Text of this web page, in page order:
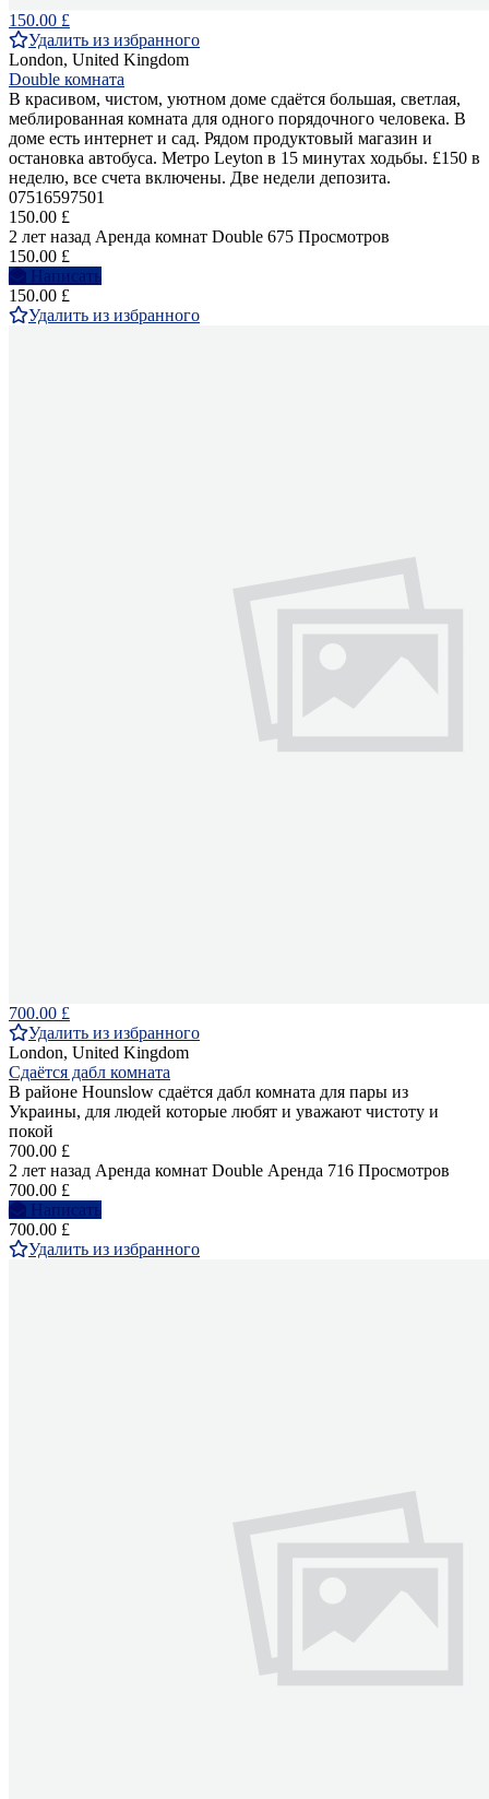
150.00 £
Удалить из избранного
London, United Kingdom
Double комната
В красивом, чистом, уютном доме сдаётся большая, светлая,
меблированная комната для одного порядочного человека. В
доме есть интернет и сад. Рядом продуктовый магазин и
остановка автобуса. Метро Leyton в 15 минутах ходьбы. £150 в
неделю, все счета включены. Две недели депозита.
07516597501
150.00 £
2 лет назад Аренда комнат Double 675 Просмотров
150.00 £
Написать
150.00 £
Удалить из избранного
700.00 £
Удалить из избранного
London, United Kingdom
Сдаётся дабл комната
В районе Hounslow сдаётся дабл комната для пары из
Украины, для людей которые любят и уважают чистоту и
покой
700.00 £
2 лет назад Аренда комнат Double Аренда 716 Просмотров
700.00 £
Написать
700.00 £
Удалить из избранного